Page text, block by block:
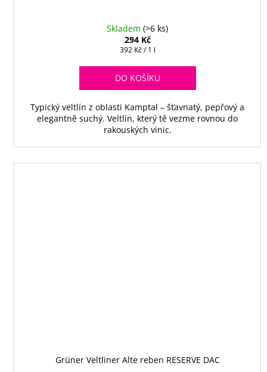
Skladem(>6 ks)
294 Kč
Měrná
392 Kč / 1 l
DO KOŠÍKU
Typický veltlín z oblasti Kamptal – šťavnatý, pepřový a
elegantně suchý. Veltlín, který tě vezme rovnou do
rakouských vinic.
Grüner Veltliner Alte reben RESERVE DAC